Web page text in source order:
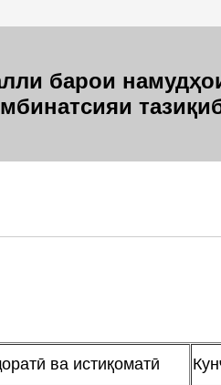
барои
тазиқи
ва истиқоматӣ